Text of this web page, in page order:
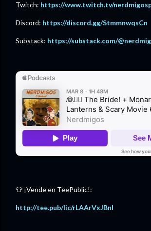
Twitch: ⁠ https://www.twitch.tv/
Discord: ⁠ https://discord.gg/StmmnwqsCn⁠
Substack: https://substack.com/
👕 ¡Vende en TeePublic!:
http://tee.pub/lic/rLAArVxJBnI